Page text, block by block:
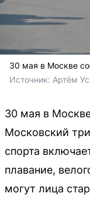
30 мая в Москве
Источник: Артём
30 мая в
Московский
спорта
плавание,
могут лица